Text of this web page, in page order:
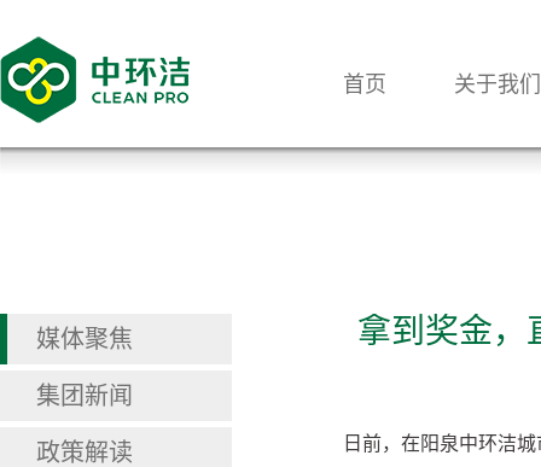
首页 关于我们
媒体聚焦
集团新闻
政策解读
拿到奖金，
日前，在阳泉中环洁